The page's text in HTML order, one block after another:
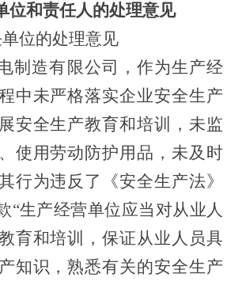
位和责任人的处理意见
位的处理意见
制造有限公司，作为生产经
中未严格落实企业安全生产
安全生产教育和培训，未监
使用劳动防护用品，未及时
行为违反了《安全生产法》
“生产经营单位应当对从业人
育和培训，保证从业人员具
知识，熟悉有关的安全生产